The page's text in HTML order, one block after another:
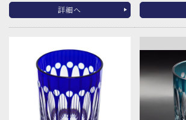
詳細へ